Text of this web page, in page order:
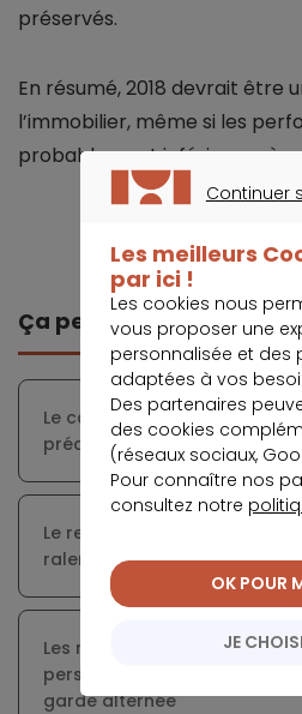
préservés.
En résumé, 2018 devrait être
l’immobilier, même si les
probablement inférieures à
Ça peut vous intéresser
Le calcul de la capacité
préalable à toute demande
Le retour à la normale de
ralentissement amorcé en
Les modalités de calcul de
personnalisée au logement
garde alternée
Continuer
Les meilleurs
par ici !
Les cookies nous
vous proposer une
personnalisée et des
adaptées à vos
Des partenaires
des cookies
(réseaux sociaux,
Pour connaître nos
consultez notre
JE
OK POUR